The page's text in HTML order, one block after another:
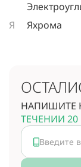
Я
Яхрома
НАПИШИТЕ
ТЕЧЕНИИ